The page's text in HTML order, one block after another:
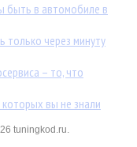
быть в автомобиле в
только через минуту
– то, что
вы не знали
tuningkod.ru.